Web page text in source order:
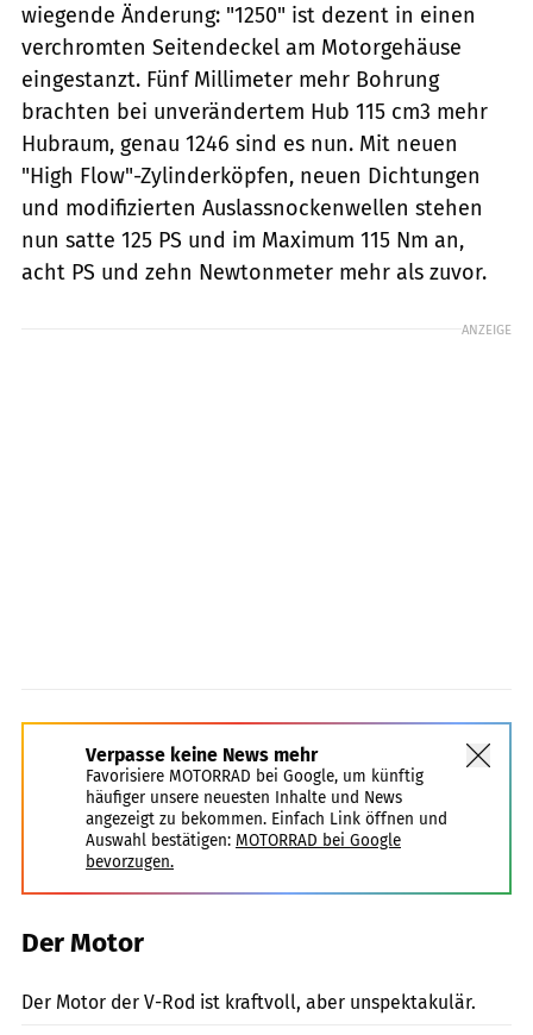
wiegende Änderung: "1250" ist dezent in einen
verchromten Seitendeckel am Motorgehäuse
eingestanzt. Fünf Millimeter mehr Bohrung
brachten bei unverändertem Hub 115 cm3 mehr
Hubraum, genau 1246 sind es nun. Mit neuen
"High Flow"-Zylinderköpfen, neuen Dichtungen
und modifizierten Auslassnockenwellen stehen
nun satte 125 PS und im Maximum 115 Nm an,
acht PS und zehn Newtonmeter mehr als zuvor.
ANZEIGE
Verpasse keine News mehr
Favorisiere MOTORRAD bei Google, um künftig
häufiger unsere neuesten Inhalte und News
angezeigt zu bekommen. Einfach Link öffnen und
Auswahl bestätigen: MOTORRAD bei Google
bevorzugen.
Der Motor
Der Motor der V-Rod ist kraftvoll, aber unspektakulär.